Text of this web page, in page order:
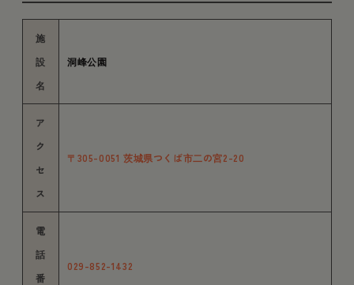
施
設
名
洞峰公園
ア
ク
セ
ス
〒305-0051 茨城県つくば市二の宮2-20
電
話
番
029-852-1432